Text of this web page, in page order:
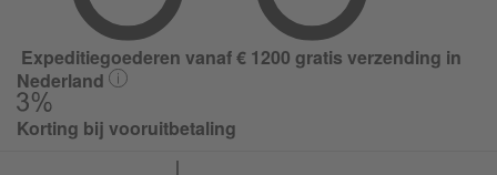
Expeditiegoederen vanaf € 1200 gratis verzending in
Nederland
Korting bij vooruitbetaling